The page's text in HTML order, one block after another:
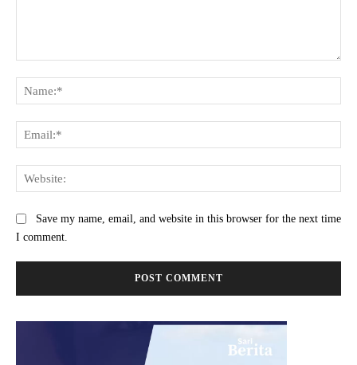
Save my name, email, and website in this browser for the next time
I comment.